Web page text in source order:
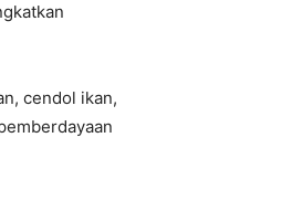
cendol ikan,